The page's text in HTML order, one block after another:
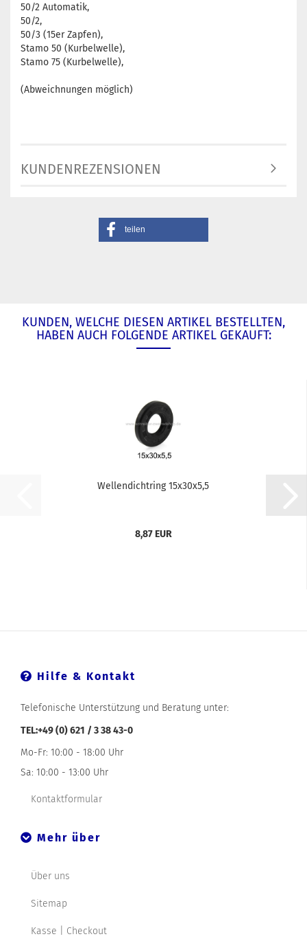
50/2 Automatik,
50/2,
50/3 (15er Zapfen),
Stamo 50 (Kurbelwelle),
Stamo 75 (Kurbelwelle),
(Abweichnungen möglich)
KUNDENREZENSIONEN
teilen
KUNDEN, WELCHE DIESEN ARTIKEL BESTELLTEN,
HABEN AUCH FOLGENDE ARTIKEL GEKAUFT:
Wellendichtring 15x30x5,5
8,87 EUR
Hilfe & Kontakt
Telefonische Unterstützung und Beratung unter:
TEL:+49 (0) 621 / 3 38 43-0
Mo-Fr: 10:00 - 18:00 Uhr
Sa: 10:00 - 13:00 Uhr
Kontaktformular
Mehr über
Über uns
Sitemap
Kasse | Checkout